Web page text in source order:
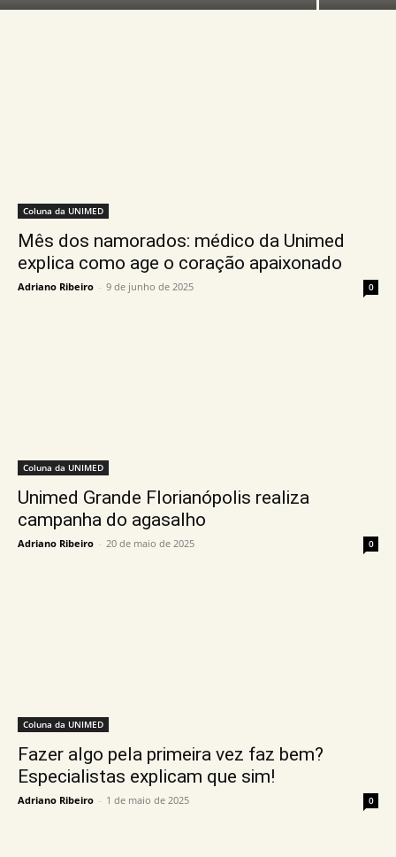
Coluna da UNIMED
Mês dos namorados: médico da Unimed
explica como age o coração apaixonado
Adriano Ribeiro - 9 de junho de 2025 0
Coluna da UNIMED
Unimed Grande Florianópolis realiza
campanha do agasalho
Adriano Ribeiro - 20 de maio de 2025 0
Coluna da UNIMED
Fazer algo pela primeira vez faz bem?
Especialistas explicam que sim!
Adriano Ribeiro - 1 de maio de 2025 0